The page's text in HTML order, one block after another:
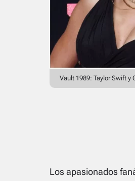
Vault 1989: Taylor Swift y
Los apasionados